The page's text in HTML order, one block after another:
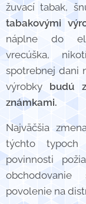
žuvací tabak,
tabakovými
náplne do
vrecúška,
spotrebnej dani
výrobky budú
známkami.
Najväčšia
týchto typoch
povinnosti
povolenie na